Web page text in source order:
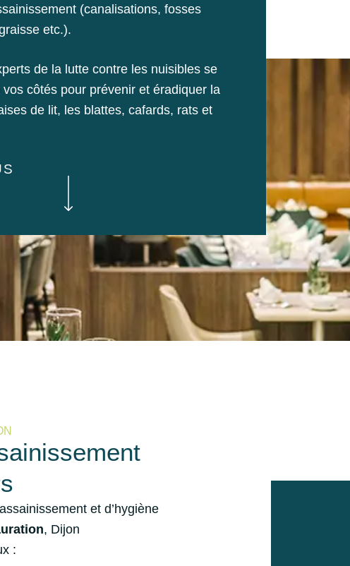
(canalisations, fosses
etc.).
de la lutte contre les nuisibles se
côtés pour prévenir et éradiquer la
de lit, les blattes, cafards, rats et
et d’hygiène
, Dijon
: